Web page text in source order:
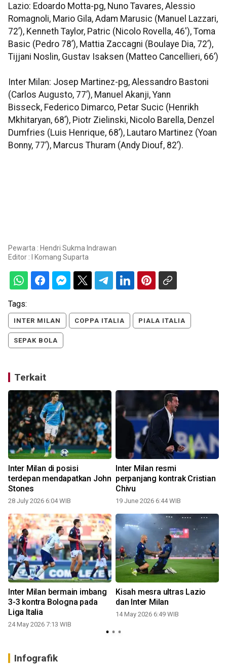
Lazio: Edoardo Motta-pg, Nuno Tavares, Alessio
Romagnoli, Mario Gila, Adam Marusic (Manuel Lazzari,
72’), Kenneth Taylor, Patric (Nicolo Rovella, 46'), Toma
Basic (Pedro 78’), Mattia Zaccagni (Boulaye Dia, 72’),
Tijjani Noslin, Gustav Isaksen (Matteo Cancellieri, 66’)
Inter Milan: Josep Martinez-pg, Alessandro Bastoni
(Carlos Augusto, 77’), Manuel Akanji, Yann
Bisseck, Federico Dimarco, Petar Sucic (Henrikh
Mkhitaryan, 68’), Piotr Zielinski, Nicolo Barella, Denzel
Dumfries (Luis Henrique, 68’), Lautaro Martinez (Yoan
Bonny, 77’), Marcus Thuram (Andy Diouf, 82’).
Pewarta : Hendri Sukma Indrawan
Editor :
I Komang Suparta
Tags:
INTER MILAN COPPA ITALIA PIALA ITALIA
SEPAK BOLA
Terkait
Inter Milan di posisi
terdepan mendapatkan John
Stones
28 July 2026 6:04 WIB
Inter Milan resmi
perpanjang kontrak Cristian
Chivu
19 June 2026 6:44 WIB
Inter Milan bermain imbang
3-3 kontra Bologna pada
Liga Italia
24 May 2026 7:13 WIB
Kisah mesra ultras Lazio
dan Inter Milan
14 May 2026 6:49 WIB
Infografik